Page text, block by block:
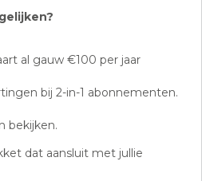
al gauw €100 per jaar
bij 2-in-1 abonnementen.
bekijken.
dat aansluit met jullie